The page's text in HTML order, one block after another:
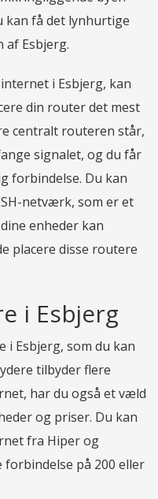
kan få det lynhurtige
af Esbjerg.
i Esbjerg, kan
din router det mest
centralt routeren står,
signalet, og du får
forbindelse. Du kan
netværk, som er et
enheder kan
placere disse routere
i Esbjerg
i Esbjerg, som du kan
tilbyder flere
har du også et væld
og priser. Du kan
fra Hiper og
forbindelse på 200 eller